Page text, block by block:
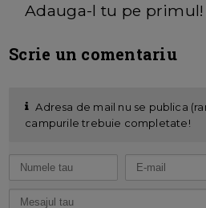
Adauga-l tu pe primul!
Scrie un comentariu
Adresa de mail nu se publica
campurile trebuie completate!